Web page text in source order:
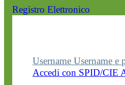
Registro Elettronico
Username Username e
Accedi con SPID/CIE